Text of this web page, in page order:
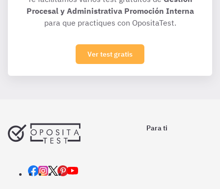
Procesal y Administrativa Promoción Interna
para que practiques con OpositaTest.
Ver test gratis
Para ti